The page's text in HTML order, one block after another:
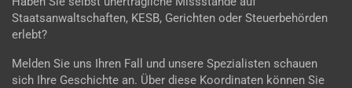
Staatsanwaltschaften, KESB, Gerichten oder Steuerbehörden
erlebt?
Melden Sie uns Ihren Fall und unsere Spezialisten schauen
sich Ihre Geschichte an. Über diese Koordinaten können Sie